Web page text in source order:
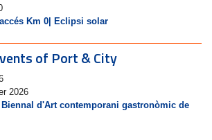
Km 0| Eclipsi solar
of Port & City
2026
d'Art contemporani gastronòmic de